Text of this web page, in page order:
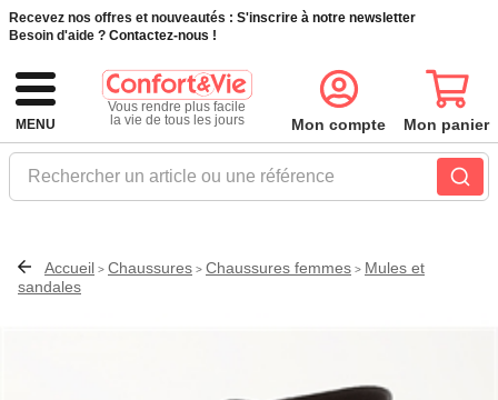
Recevez nos offres et nouveautés : S'inscrire à notre newsletter
Besoin d'aide ? Contactez-nous !
MENU
Vous rendre plus facile
la vie de tous les jours
Rechercher un article ou une référence
Mon compte Mon panier
Accueil > Chaussures > Chaussures femmes > Mules et
sandales